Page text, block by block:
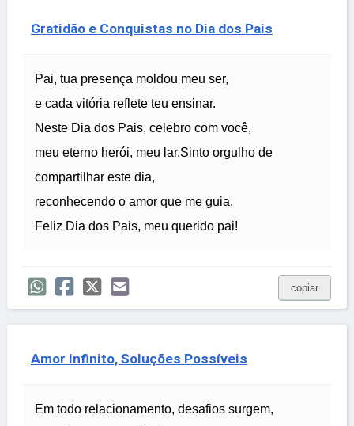
Gratidão e Conquistas no Dia dos Pais
Pai, tua presença moldou meu ser,
e cada vitória reflete teu ensinar.
Neste Dia dos Pais, celebro com você,
meu eterno herói, meu lar.Sinto orgulho de
compartilhar este dia,
reconhecendo o amor que me guia.
Feliz Dia dos Pais, meu querido pai!
copiar
Amor Infinito, Soluções Possíveis
Em todo relacionamento, desafios surgem,